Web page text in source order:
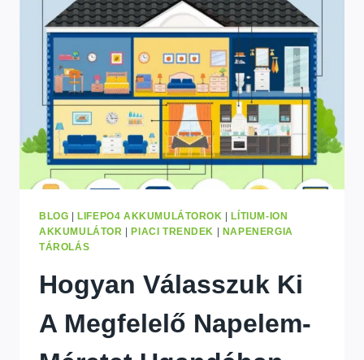
120KWH
RENDSZER
KINSHASÁBAN
BLOG |LIFEPO4 AKKUMULÁTOROK |LÍTIUM-ION
AKKUMULÁTOR |PIACI TRENDEK | NAPENERGIA
TÁROLÁS
Hogyan Válasszuk Ki
A Megfelelő Napelem-